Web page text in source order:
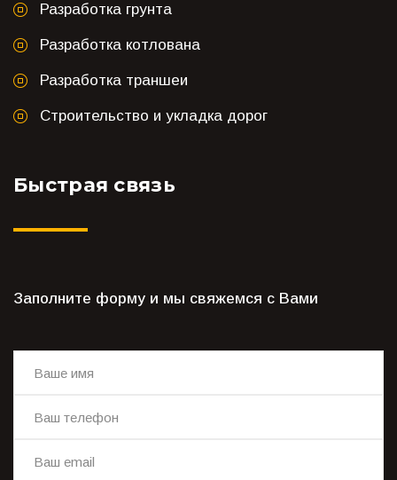
Разработка грунта
Разработка котлована
Разработка траншеи
Строительство и укладка дорог
Быстрая связь
Заполните форму и мы свяжемся с Вами